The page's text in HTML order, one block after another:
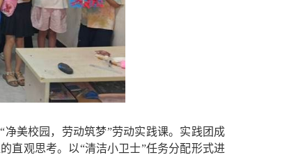
美校园，劳动筑梦”劳动实践课。实践团成
直观思考。以“清洁小卫士”任务分配形式进